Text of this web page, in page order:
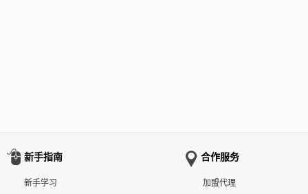
新手指南
新手学习
合作服务
加盟代理